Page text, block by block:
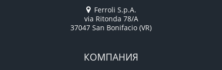
Ferroli S.p.A.
via Ritonda 78/A
37047 San Bonifacio (VR)
КОМПАНИЯ